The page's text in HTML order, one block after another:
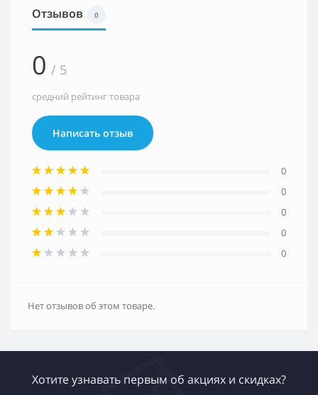
Отзывов 0
0 / 5
средний рейтинг товара
Написать отзыв
0
0
0
0
0
Нет отзывов об этом товаре.
Хотите узнавать первым об акциях и скидках?